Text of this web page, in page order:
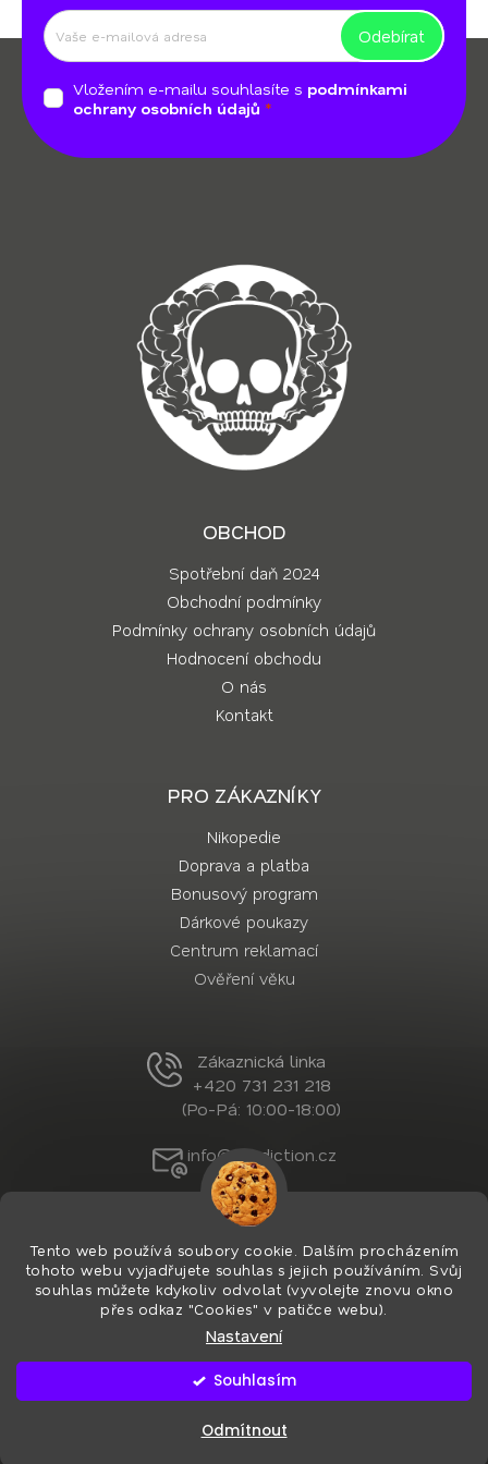
Tento web používá soubory cookie. Dalším procházením
tohoto webu vyjadřujete souhlas s jejich používáním. Svůj
souhlas můžete kdykoliv odvolat (vyvolejte znovu okno
přes odkaz "Cookies" v patičce webu).
Nastavení
Odmítnout
Souhlasím
Vložením e-mailu souhlasíte s podmínkami
ochrany osobních údajů
Odebírat
OBCHOD
Spotřební daň 2024
Obchodní podmínky
Podmínky ochrany osobních údajů
Hodnocení obchodu
O nás
Kontakt
PRO ZÁKAZNÍKY
Nikopedie
Doprava a platba
Bonusový program
Dárkové poukazy
Centrum reklamací
Ověření věku
Zákaznická linka
+420 731 231 218
(Po-Pá: 10:00-18:00)
info@nordiction.cz
Vytvořil Shoptet Premium
Copyright 2026Nordiction.cz. Všechna práva
Upravit nastavení cookies